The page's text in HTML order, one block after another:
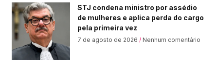
STJ condena ministro por assédio
de mulheres e aplica perda do cargo
pela primeira vez
7 de agosto de 2026 Nenhum comentário